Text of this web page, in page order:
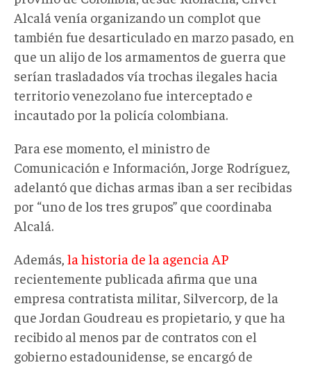
Alcalá venía organizando un complot que
también fue desarticulado en marzo pasado, en
que un alijo de los armamentos de guerra que
serían trasladados vía trochas ilegales hacia
territorio venezolano fue interceptado e
incautado por la policía colombiana.
Para ese momento, el ministro de
Comunicación e Información, Jorge Rodríguez,
adelantó que dichas armas iban a ser recibidas
por “uno de los tres grupos” que coordinaba
Alcalá.
Además, la historia de la agencia AP
recientemente publicada afirma que una
empresa contratista militar, Silvercorp, de la
que Jordan Goudreau es propietario, y que ha
recibido al menos par de contratos con el
gobierno estadounidense, se encargó de